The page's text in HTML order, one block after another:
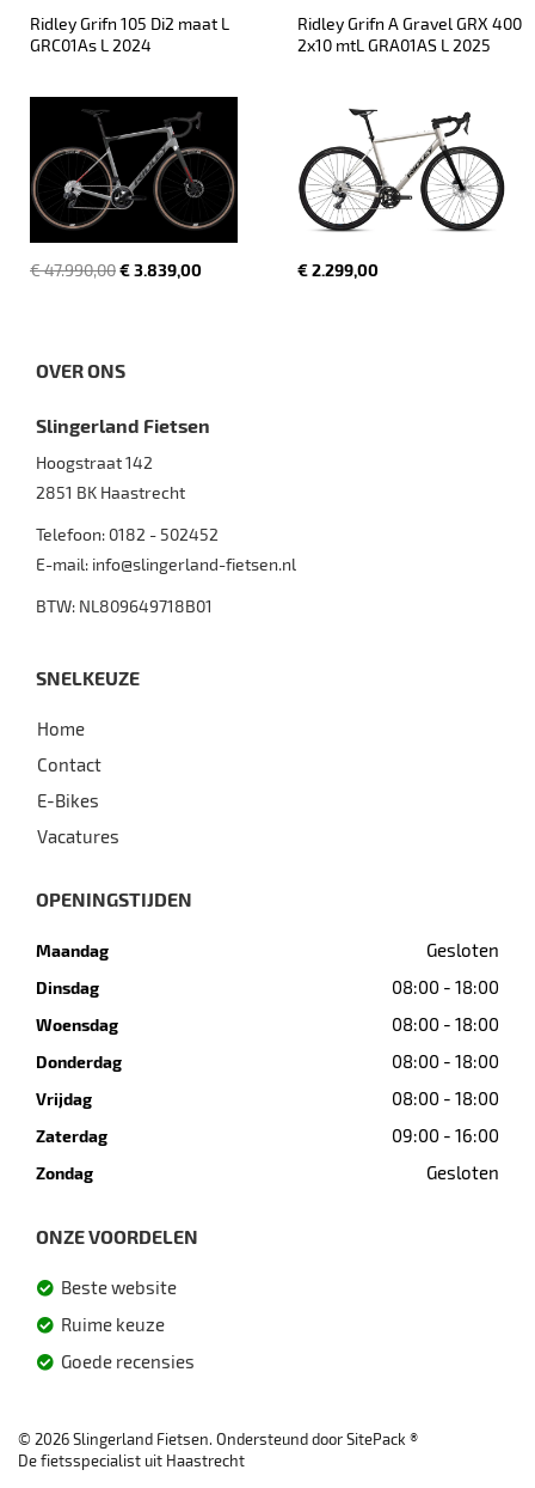
Ridley Grifn 105 Di2 maat L
GRC01As L 2024
€ 47.990,00€ 3.839,00
Ridley Grifn A Gravel GRX 400
2x10 mtL GRA01AS L 2025
€ 2.299,00
OVER ONS
Slingerland Fietsen
Hoogstraat 142
2851 BK Haastrecht
Telefoon: 0182 - 502452
E-mail: info@slingerland-fietsen.nl
BTW: NL809649718B01
SNELKEUZE
Home
Contact
E-Bikes
Vacatures
OPENINGSTIJDEN
Maandag Gesloten
Dinsdag 08:00 - 18:00
Woensdag 08:00 - 18:00
Donderdag 08:00 - 18:00
Vrijdag 08:00 - 18:00
Zaterdag 09:00 - 16:00
Zondag Gesloten
ONZE VOORDELEN
Beste website
Ruime keuze
Goede recensies
© 2026 Slingerland Fietsen. Ondersteund doorSitePack ®
De fietsspecialist uit Haastrecht